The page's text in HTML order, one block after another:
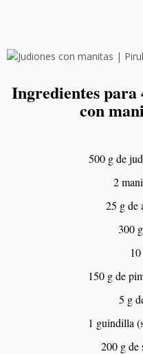
Ingredientes para
con
500 g de
2
25 g de
300
150 g de
5 g
1 guindilla
200 g de